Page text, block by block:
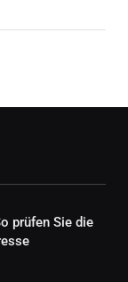
prüfen Sie die